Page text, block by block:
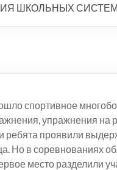
ШКОЛЬНЫХ
спортивное
упражнения на
проявили
Но в соревнованиях
место разделили